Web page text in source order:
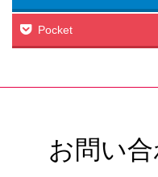
Pocket
お問い